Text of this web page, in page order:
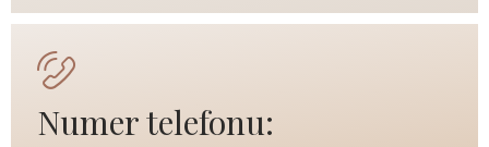
Numer telefonu: